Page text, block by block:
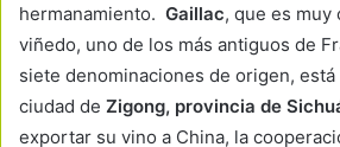
hermanamiento. Gaillac, que es muy
viñedo, uno de los más antiguos de
siete denominaciones de origen, está
ciudad de Zigong, provincia de
exportar su vino a China, la